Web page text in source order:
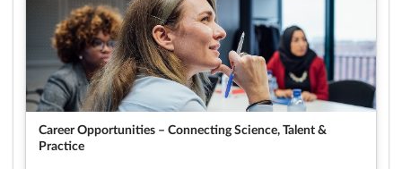
Career Opportunities – Connecting Science, Talent &
Practice